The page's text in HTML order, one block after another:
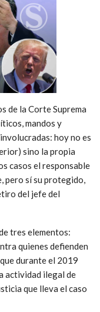
de la Corte Suprema
mandos y
hoy no es
sino la propia
casos el responsable
pero sí su protegido,
del jefe del
tres elementos:
quienes defienden
durante el 2019
actividad ilegal de
que lleva el caso